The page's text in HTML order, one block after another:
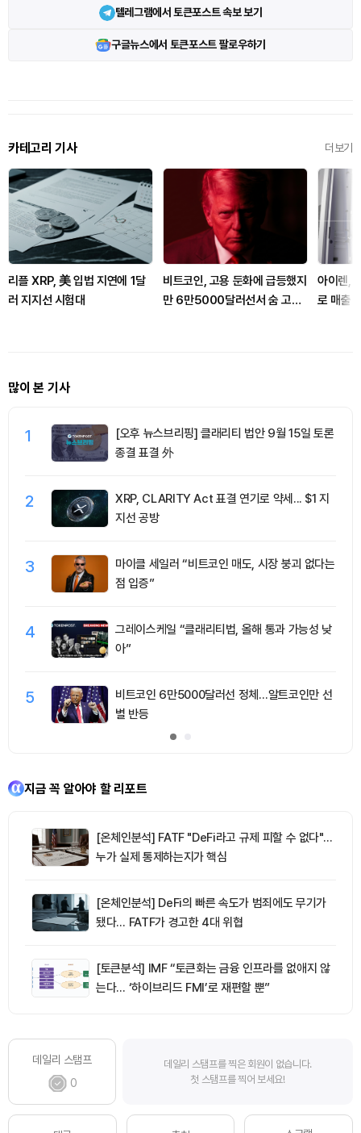
텔레그램에서 토큰포스트 속보 보기
구글뉴스에서 토큰포스트 팔로우하기
카테고리 기사 더보기
리플 XRP, 美 입법 지연에 1달
러 지지선 시험대
비트코인, 고용 둔화에 급등했지
만 6만5000달러선서 숨 고르
아이렌,
로 매출
많이 본 기사
1
[오후 뉴스브리핑] 클래리티 법안 9월 15일 토론
종결 표결 外
2
XRP, CLARITY Act 표결 연기로 약세... $1 지
지선 공방
3
마이클 세일러 “비트코인 매도, 시장 붕괴 없다는
점 입증”
4
그레이스케일 “클래리티법, 올해 통과 가능성 낮
아”
5
비트코인 6만5000달러선 정체…알트코인만 선
별 반등
지금 꼭 알아야 할 리포트
[온체인분석] FATF "DeFi라고 규제 피할 수 없다"…
누가 실제 통제하는지가 핵심
[온체인분석] DeFi의 빠른 속도가 범죄에도 무기가
됐다… FATF가 경고한 4대 위협
[토큰분석] IMF “토큰화는 금융 인프라를 없애지 않
는다… ‘하이브리드 FMI’로 재편할 뿐”
데일리 스탬프
0
데일리 스탬프를 찍은 회원이 없습니다.
첫 스탬프를 찍어 보세요!